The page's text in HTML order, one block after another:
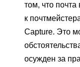
том, что
к
Capture. Это
осужден за